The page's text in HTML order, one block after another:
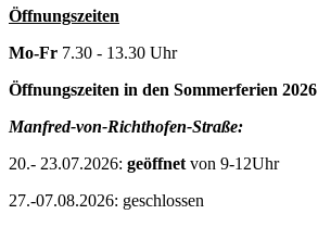
Öffnungszeiten
Mo-Fr 7.30 - 13.30 Uhr
Öffnungszeiten in den Sommerferien 2026
Manfred-von-Richthofen-Straße:
20.- 23.07.2026: geöffnet von 9-12Uhr
27.-07.08.2026: geschlossen